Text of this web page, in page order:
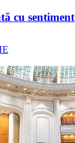
cu sentiment